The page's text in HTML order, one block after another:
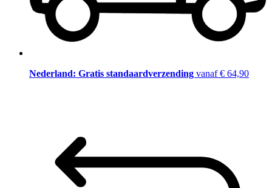
Nederland: Gratis standaardverzending vanaf € 64,90